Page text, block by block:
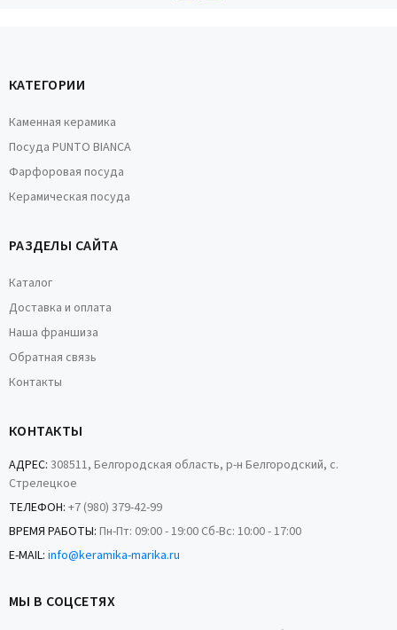
КАТЕГОРИИ
Каменная керамика
Посуда PUNTO BIANCA
Фарфоровая посуда
Керамическая посуда
РАЗДЕЛЫ САЙТА
Каталог
Доставка и оплата
Наша франшиза
Обратная связь
Контакты
КОНТАКТЫ
АДРЕС: 308511, Белгородская область, р-н Белгородский, с.
Стрелецкое
ТЕЛЕФОН: +7 (980) 379-42-99
ВРЕМЯ РАБОТЫ: Пн-Пт: 09:00 - 19:00 Сб-Вс: 10:00 - 17:00
E-MAIL: info@keramika-marika.ru
МЫ В СОЦСЕТЯХ